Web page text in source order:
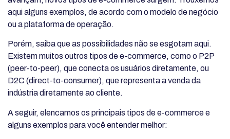
aqui alguns exemplos, de acordo com o modelo de negócio
ou a plataforma de operação.
Porém, saiba que as possibilidades não se esgotam aqui.
Existem muitos outros tipos de e-commerce, como o P2P
(peer-to-peer), que conecta os usuários diretamente, ou
D2C (direct-to-consumer), que representa a venda da
indústria diretamente ao cliente.
A seguir, elencamos os principais tipos de e-commerce e
alguns exemplos para você entender melhor: